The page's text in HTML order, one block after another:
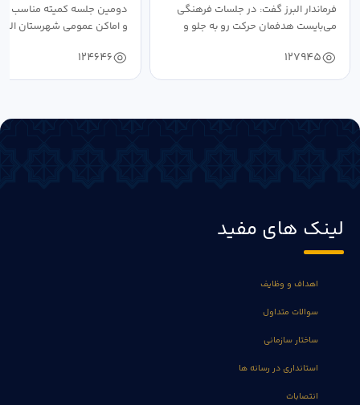
فرماندار البرز گفت: در جلسات فرهنگی
می‌بایست هدفمان حرکت رو به جلو و
127945
دومین جلسه کمیته مناسب
و اماکن عمومی شهرستان
124646
لینک های مفید
اهداف و وظایف
سوالات متداول
ساختار سازمانی
استانداری در رسانه ها
انتصابات